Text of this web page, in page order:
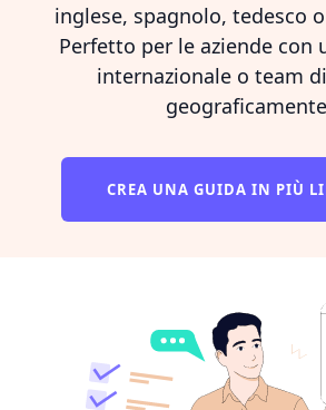
inglese, spagnolo, tedesco
Perfetto per le aziende con
internazionale o team
CREA UNA GUIDA IN PIÙ